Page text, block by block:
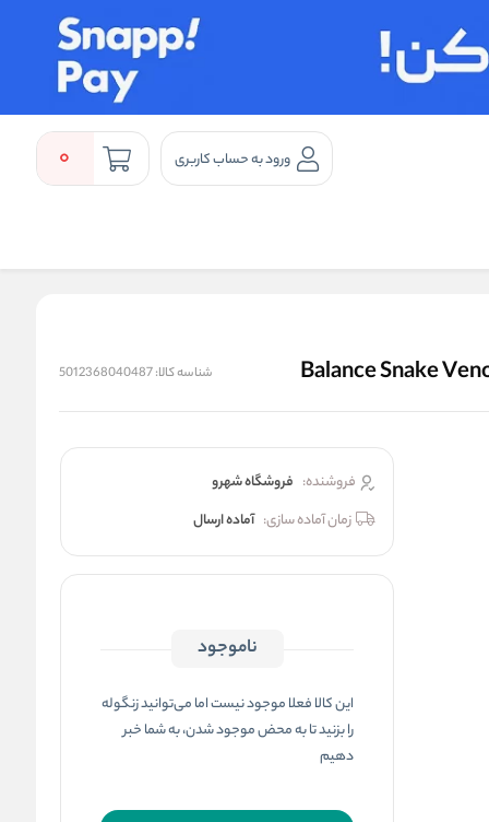
ورود به حساب کاربری 0
شناسه کالا:5012368040487
فروشنده: فروشگاه شهرو
زمان آماده سازی: آماده ارسال
ناموجود
این کالا فعلا موجود نیست اما می‌توانید زنگوله
را بزنید تا به محض موجود شدن، به شما خبر
دهیم